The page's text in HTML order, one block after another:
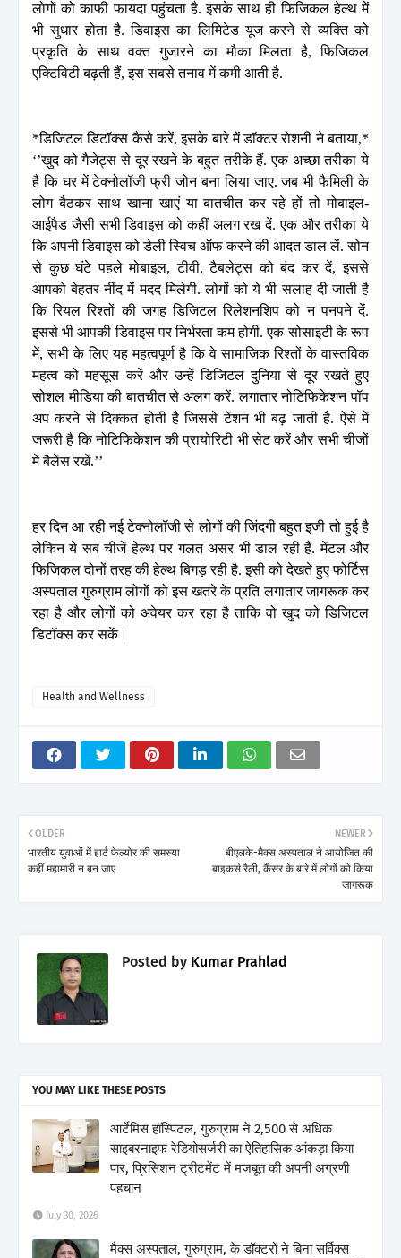
लोगों को काफी फायदा पहुंचता है. इसके साथ ही फिजिकल हेल्थ में
भी सुधार होता है. डिवाइस का लिमिटेड यूज करने से व्यक्ति को
प्रकृति के साथ वक्त गुजारने का मौका मिलता है, फिजिकल
एक्टिविटी बढ़ती हैं, इस सबसे तनाव में कमी आती है.
*डिजिटल डिटॉक्स कैसे करें, इसके बारे में डॉक्टर रोशनी ने बताया,*
‘’खुद को गैजेट्स से दूर रखने के बहुत तरीके हैं. एक अच्छा तरीका ये
है कि घर में टेक्नोलॉजी फ्री जोन बना लिया जाए. जब भी फैमिली के
लोग बैठकर साथ खाना खाएं या बातचीत कर रहे हों तो मोबाइल-
आईपैड जैसी सभी डिवाइस को कहीं अलग रख दें. एक और तरीका ये
कि अपनी डिवाइस को डेली स्विच ऑफ करने की आदत डाल लें. सोन
से कुछ घंटे पहले मोबाइल, टीवी, टैबलेट्स को बंद कर दें, इससे
आपको बेहतर नींद में मदद मिलेगी. लोगों को ये भी सलाह दी जाती है
कि रियल रिश्तों की जगह डिजिटल रिलेशनशिप को न पनपने दें.
इससे भी आपकी डिवाइस पर निर्भरता कम होगी. एक सोसाइटी के रूप
में, सभी के लिए यह महत्वपूर्ण है कि वे सामाजिक रिश्तों के वास्तविक
महत्व को महसूस करें और उन्हें डिजिटल दुनिया से दूर रखते हुए
सोशल मीडिया की बातचीत से अलग करें. लगातार नोटिफिकेशन पॉप
अप करने से दिक्कत होती है जिससे टेंशन भी बढ़ जाती है. ऐसे में
जरूरी है कि नोटिफिकेशन की प्रायोरिटी भी सेट करें और सभी चीजों
में बैलेंस रखें.’’
हर दिन आ रही नई टेक्नोलॉजी से लोगों की जिंदगी बहुत इजी तो हुई है
लेकिन ये सब चीजें हेल्थ पर गलत असर भी डाल रही हैं. मेंटल और
फिजिकल दोनों तरह की हेल्थ बिगड़ रही है. इसी को देखते हुए फोर्टिस
अस्पताल गुरुग्राम लोगों को इस खतरे के प्रति लगातार जागरूक कर
रहा है और लोगों को अवेयर कर रहा है ताकि वो खुद को डिजिटल
डिटॉक्स कर सकें।
Health and Wellness
NEWER
बीएलके-मैक्स अस्पताल ने आयोजित की
बाइकर्स रैली, कैंसर के बारे में लोगों को किया
जागरूक
OLDER
भारतीय युवाओं में हार्ट फेल्योर की समस्या
कहीं महामारी न बन जाए
Posted by Kumar Prahlad
YOU MAY LIKE THESE POSTS
आर्टेमिस हॉस्पिटल, गुरुग्राम ने 2,500 से अधिक
साइबरनाइफ रेडियोसर्जरी का ऐतिहासिक आंकड़ा किया
पार, प्रिसिशन ट्रीटमेंट में मजबूत की अपनी अग्रणी
पहचान
July 30, 2026
मैक्स अस्पताल, गुरुग्राम, के डॉक्टरों ने बिना सर्विक्स